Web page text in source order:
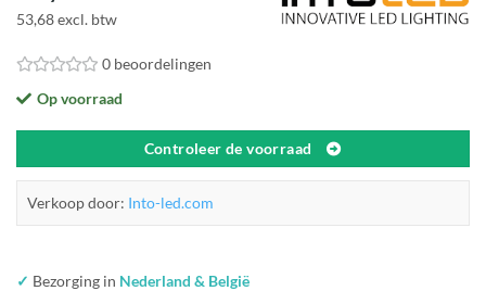
53,68 excl. btw
0 beoordelingen
Op voorraad
Controleer de voorraad
Verkoop door: Into-led.com
✓ Bezorging in Nederland & België